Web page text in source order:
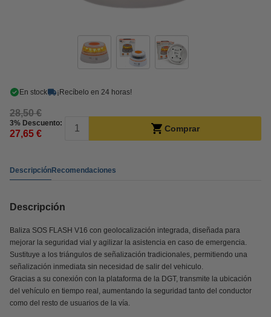
En stock ¡Recíbelo en 24 horas!
28,50 €
3% Descuento:
27,65 € Comprar
DescripciónRecomendaciones
Descripción
Baliza SOS FLASH V16 con geolocalización integrada, diseñada para
mejorar la seguridad vial y agilizar la asistencia en caso de emergencia.
Sustituye a los triángulos de señalización tradicionales, permitiendo una
señalización inmediata sin necesidad de salir del vehiculo.
Gracias a su conexión con la plataforma de la DGT, transmite la ubicación
del vehículo en tiempo real, aumentando la seguridad tanto del conductor
como del resto de usuarios de la vía.